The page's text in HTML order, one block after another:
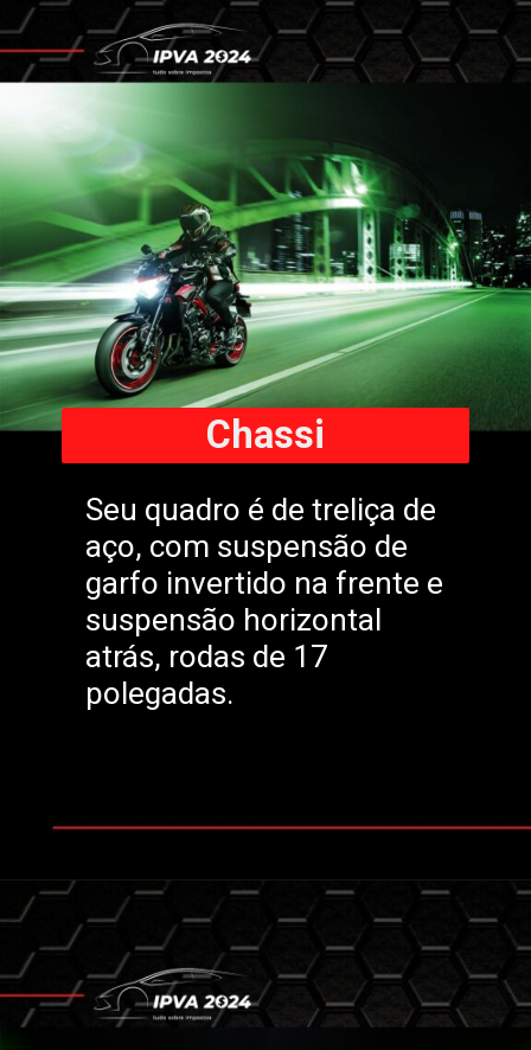
Seu quadro é de treliça de
aço, com suspensão de
garfo invertido na frente e
suspensão horizontal
atrás, rodas de 17
polegadas.
Chassi